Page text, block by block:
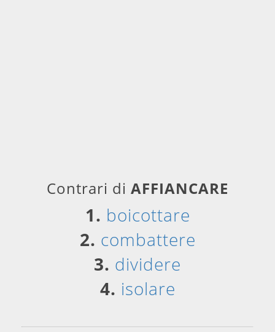
Contrari di AFFIANCARE
1. boicottare
2. combattere
3. dividere
4. isolare